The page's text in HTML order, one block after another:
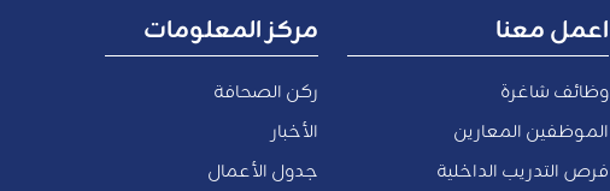
مركز المعلومات
ركن الصحافة
الأخبار
جدول الأعمال
اعمل معنا
وظائف شاغرة
الموظفين المعارين
فرص التدريب الداخلية